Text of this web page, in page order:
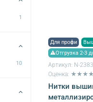
Для профи
⚠Отгрузка 2-3
Артикул: N-
Оценка:
Нитки
1
10